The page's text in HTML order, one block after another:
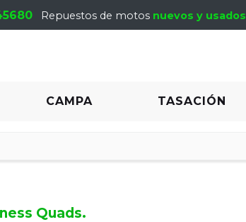
Repuestos de motos nuevos y usados
CAMPA TASACIÓN
Quads.